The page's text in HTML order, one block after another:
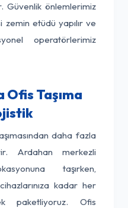
Güvenlik önlemlerimiz
etüdü yapılır ve
operatörlerimiz
Taşıma
daha fazla
Ardahan merkezli
taşırken,
kadar her
paketliyoruz. Ofis